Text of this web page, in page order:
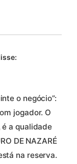
o negócio”:
jogador. O
a qualidade
DE NAZARÉ
na reserva.